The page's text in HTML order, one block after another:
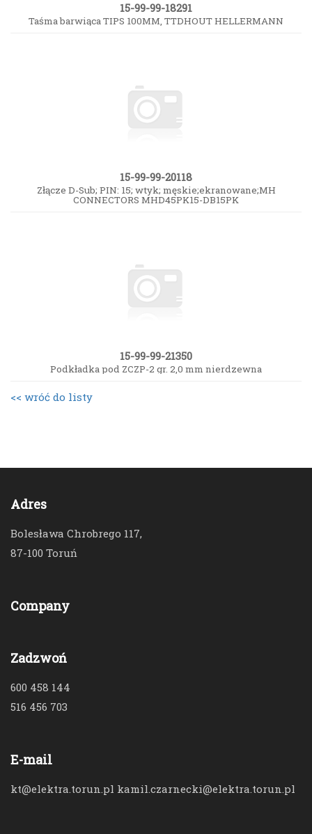
15-99-99-18291
Taśma barwiąca TIPS 100MM, TTDHOUT HELLERMANN
15-99-99-20118
Złącze D-Sub; PIN: 15; wtyk; męskie;ekranowane;MH
CONNECTORS MHD45PK15-DB15PK
15-99-99-21350
Podkładka pod ZCZP-2 gr. 2,0 mm nierdzewna
<< wróć do listy
Adres
Bolesława Chrobrego 117,
87-100 Toruń
Company
Zadzwoń
600 458 144
516 456 703
E-mail
kt@elektra.torun.pl kamil.czarnecki@elektra.torun.pl